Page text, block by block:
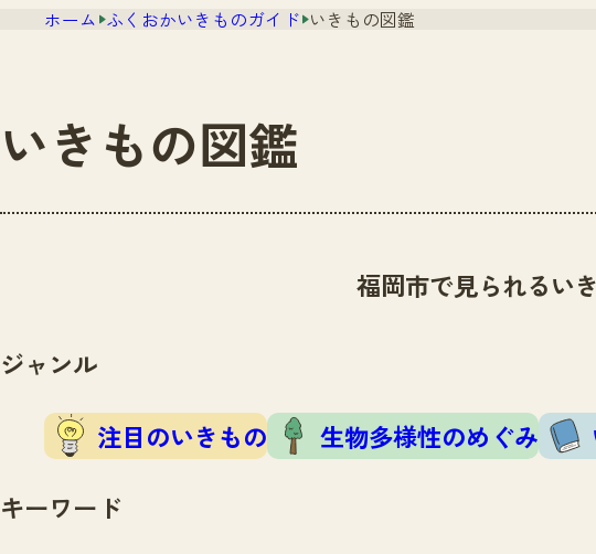
ホーム ふくおかいきものガイド いきもの図鑑
いきもの図鑑
福岡市で見られるい
ジャンル
注目のいきもの 生物多様性のめぐみ
キーワード